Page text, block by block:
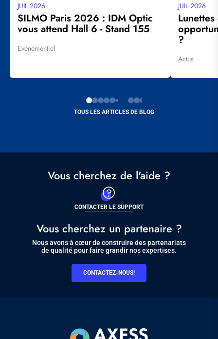
TOUS LES ARTICLES DE BLOG
Date
mise
à
jour
JUIL 2026
SILMO Paris 2026 : IDM Optic
vous attend Hall 6 - Stand 155
Tags
Evénementiel
Date
mise
à
jour
JUIL 2026
?
Tags
Actus
Vous cherchez de l'aide ?
CONTACTER LE SUPPORT
Vous cherchez un partenaire ?
Nous avons à cœur de construire des partenariats
de qualité pour faire grandir nos expertises.
CONTACTEZ-NOUS!